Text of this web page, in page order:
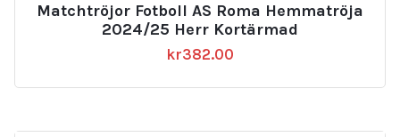
Matchtröjor Fotboll AS Roma Hemmatröja
2024/25 Herr Kortärmad
kr382.00